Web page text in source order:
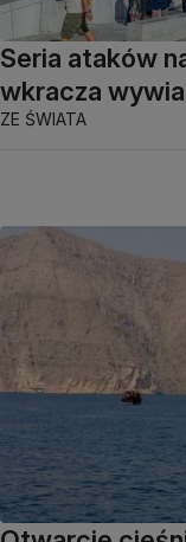
Seria ataków
wkracza
ZE ŚWIATA